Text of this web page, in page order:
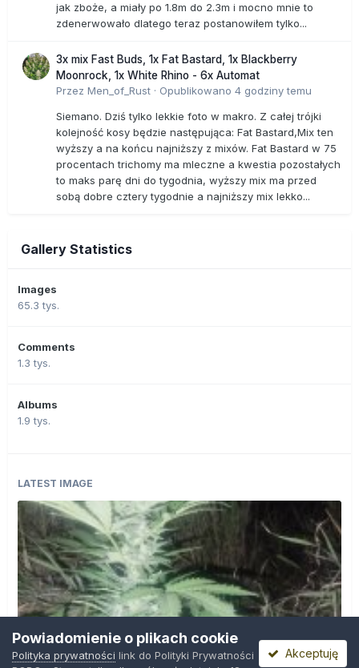
jak zboże, a miały po 1.8m do 2.3m i mocno mnie to
zdenerwowało dlatego teraz postanowiłem tylko...
3x mix Fast Buds, 1x Fat Bastard, 1x Blackberry
Moonrock, 1x White Rhino - 6x Automat
Przez Men_of_Rust · Opublikowano 4 godziny temu
Siemano. Dziś tylko lekkie foto w makro. Z całej trójki
kolejność kosy będzie następująca: Fat Bastard,Mix ten
wyższy a na końcu najniższy z mixów. Fat Bastard w 75
procentach trichomy ma mleczne a kwestia pozostałych
to maks parę dni do tygodnia, wyższy mix ma przed
sobą dobre cztery tygodnie a najniższy mix lekko...
Gallery Statistics
Images
65.3 tys.
Comments
1.3 tys.
Albums
1.9 tys.
LATEST IMAGE
Powiadomienie o plikach cookie
Polityka prywatności link do Polityki Prywatności
Akceptuję